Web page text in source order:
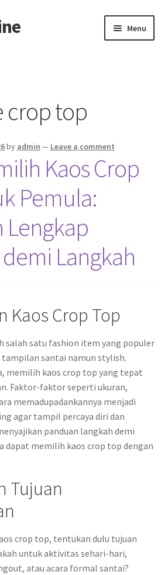
Menu
crop top
by admin — Leave a comment
Kaos Crop
Pemula:
Lengkap
Langkah
Kaos Crop Top
salah satu fashion item yang populer
santai namun stylish.
memilih kaos crop top yang tepat
Faktor-faktor seperti ukuran,
memadupadankannya menjadi
agar tampil percaya diri dan
panduan langkah demi
dapat memilih kaos crop top dengan
Tujuan
crop top, tentukan dulu tujuan
untuk aktivitas sehari-hari,
atau acara formal santai?